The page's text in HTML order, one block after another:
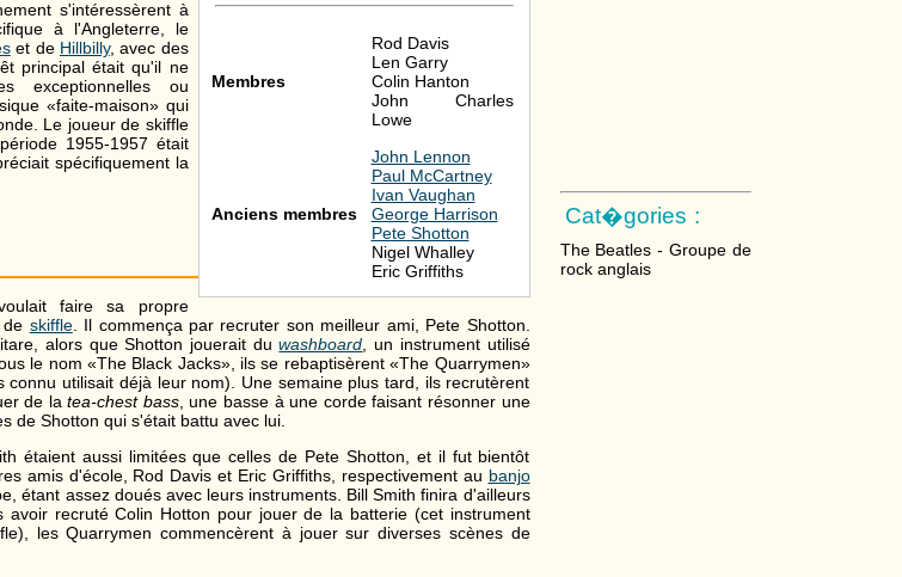
Cat�gories :
The Beatles - Groupe de
rock anglais
Membres
Rod Davis
Len Garry
Colin Hanton
John Charles
Lowe
Anciens membres
John Lennon
Paul McCartney
Ivan Vaughan
George Harrison
Pete Shotton
Nigel Whalley
Eric Griffiths
s'intéressèrent à
à l'Angleterre, le
et de Hillbilly, avec des
principal était qu'il ne
exceptionnelles ou
«faite-maison» qui
Le joueur de skiffle
1955-1957 était
spécifiquement la
faire sa propre
skiffle. Il commença par recruter son meilleur ami, Pete Shotton.
alors que Shotton jouerait duwashboard , un instrument utilisé
le nom «The Black Jacks», ils se rebaptisèrent «The Quarrymen»
utilisait déjà leur nom). Une semaine plus tard, ils recrutèrent
de latea-chest bass, une basse à une corde faisant résonner une
de Shotton qui s'était battu avec lui.
étaient aussi limitées que celles de Pete Shotton, et il fut bientôt
amis d'école, Rod Davis et Eric Griffiths, respectivement au banjo
étant assez doués avec leurs instruments. Bill Smith finira d'ailleurs
avoir recruté Colin Hotton pour jouer de la batterie (cet instrument
les Quarrymen commencèrent à jouer sur diverses scènes de